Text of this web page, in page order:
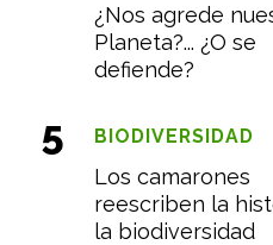
¿Nos agrede
Planeta?... ¿O se
defiende?
Los camarones
reescriben la
la biodiversidad
BIODIVERSIDAD